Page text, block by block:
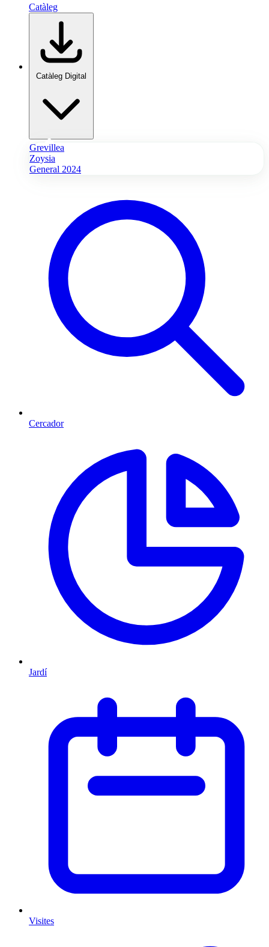
Catàleg
Catàleg Digital
Grevillea
Zoysia
General 2024
Cercador
Jardí
Visites